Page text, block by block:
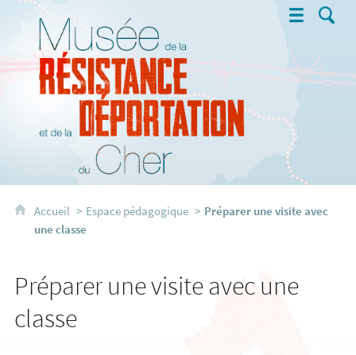
Musée de la Résistance et de la
Accueil Espace pédagogique
Préparer une visite avec
une classe
Préparer une visite avec une
classe